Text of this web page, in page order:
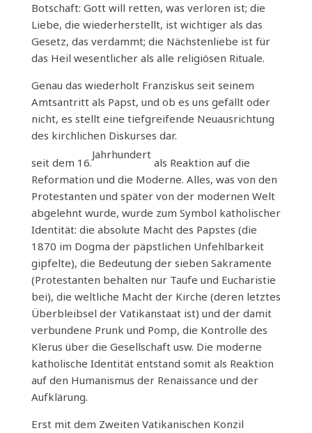
Botschaft: Gott will retten, was verloren ist; die
Liebe, die wiederherstellt, ist wichtiger als das
Gesetz, das verdammt; die Nächstenliebe ist für
das Heil wesentlicher als alle religiösen Rituale.
Genau das wiederholt Franziskus seit seinem
Amtsantritt als Papst, und ob es uns gefällt oder
nicht, es stellt eine tiefgreifende Neuausrichtung
des kirchlichen Diskurses dar.
seit dem 16.
Jahrhundert
als Reaktion auf die
Reformation und die Moderne. Alles, was von den
Protestanten und später von der modernen Welt
abgelehnt wurde, wurde zum Symbol katholischer
Identität: die absolute Macht des Papstes (die
1870 im Dogma der päpstlichen Unfehlbarkeit
gipfelte), die Bedeutung der sieben Sakramente
(Protestanten behalten nur Taufe und Eucharistie
bei), die weltliche Macht der Kirche (deren letztes
Überbleibsel der Vatikanstaat ist) und der damit
verbundene Prunk und Pomp, die Kontrolle des
Klerus über die Gesellschaft usw. Die moderne
katholische Identität entstand somit als Reaktion
auf den Humanismus der Renaissance und der
Aufklärung.
Erst mit dem Zweiten Vatikanischen Konzil